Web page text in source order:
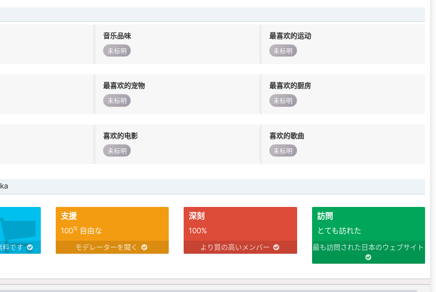
音乐品味
未标明
最喜欢的运动
未标明
最喜欢的宠物
未标明
最喜欢的厨房
未标明
喜欢的电影
未标明
喜欢的歌曲
未标明
料です
支援
100%自由な
モデレーターを聞く
深刻
100%
より質の高いメンバー
訪問
とても訪れた
最も訪問された日本のウェブサイト